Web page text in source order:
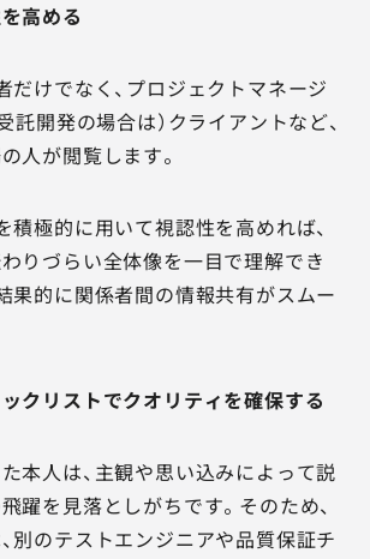
高める
だけでなく、プロジェクトマネージ
受託開発の場合は）クライアントなど、
人が閲覧します。
積極的に用いて視認性を高めれば、
りづらい全体像を一目で理解でき
果的に関係者間の情報共有がスムー
クリストでクオリティを確保する
本人は、主観や思い込みによって説
躍を見落としがちです。そのため、
別のテストエンジニアや品質保証チ